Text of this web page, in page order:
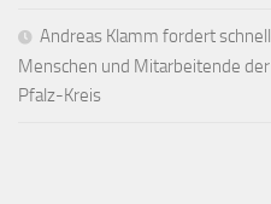
Andreas Klamm fordert
Menschen und Mitarbeitende
Pfalz-Kreis